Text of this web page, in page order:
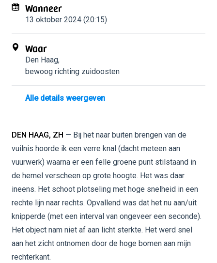
Wanneer
13 oktober 2024 (20:15)
Waar
Den Haag,
bewoog richting zuidoosten
Alle details weergeven
DEN HAAG, ZH — Bij het naar buiten brengen van de
vuilnis hoorde ik een verre knal (dacht meteen aan
vuurwerk) waarna er een felle groene punt stilstaand in
de hemel verscheen op grote hoogte. Het was daar
ineens. Het schoot plotseling met hoge snelheid in een
rechte lijn naar rechts. Opvallend was dat het nu aan/uit
knipperde (met een interval van ongeveer een seconde).
Het object nam niet af aan licht sterkte. Het werd snel
aan het zicht ontnomen door de hoge bomen aan mijn
rechterkant.